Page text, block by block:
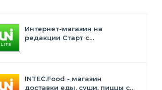
Интернет-магазин на
редакции Старт с
INTEC.Food - магазин
доставки еды, суши, пиццы с